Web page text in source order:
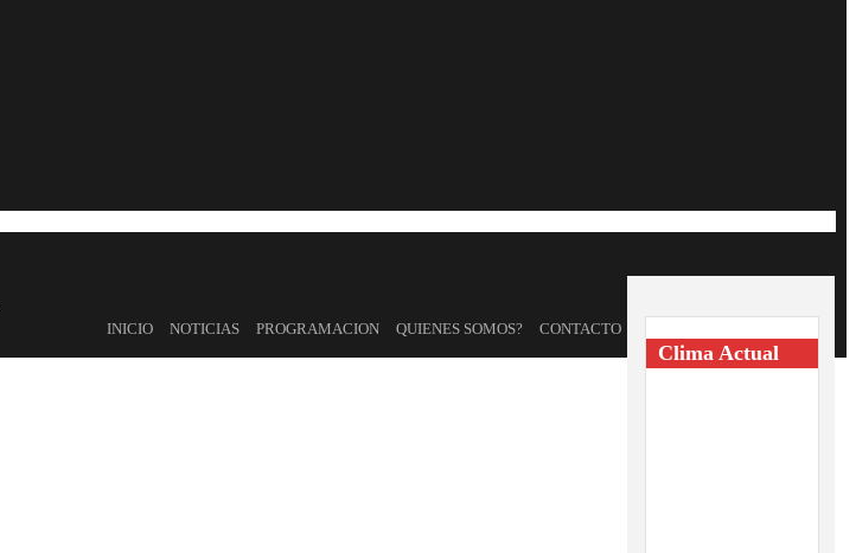
Clima Actual
INICIO
NOTICIAS PROGRAMACION QUIENES SOMOS? CONTACTO